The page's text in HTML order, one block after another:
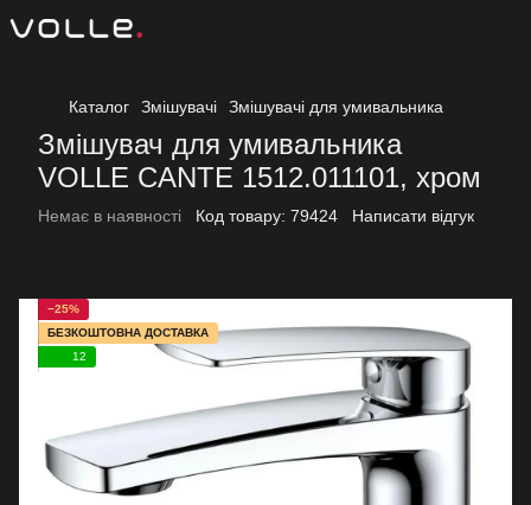
Каталог Змішувачі Змішувачі для умивальника
Змішувач для умивальника
VOLLE CANTE 1512.011101, хром
Немає в наявності Код товару: 79424 Написати відгук
−25%
БЕЗКОШТОВНА ДОСТАВКА
12